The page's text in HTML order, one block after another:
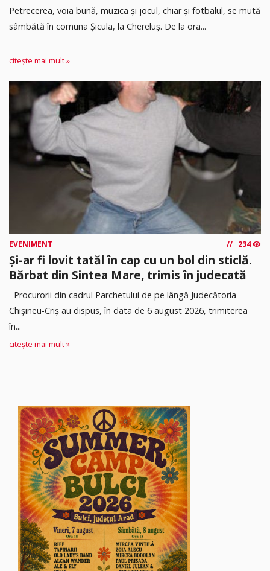
Petrecerea, voia bună, muzica și jocul, chiar și fotbalul, se mută
sâmbătă în comuna Șicula, la Chereluș. De la ora...
citește mai mult »
EVENIMENT 234
Și-ar fi lovit tatăl în cap cu un bol din sticlă.
Bărbat din Sintea Mare, trimis în judecată
Procurorii din cadrul Parchetului de pe lângă Judecătoria
Chișineu-Criș au dispus, în data de 6 august 2026, trimiterea
în...
citește mai mult »